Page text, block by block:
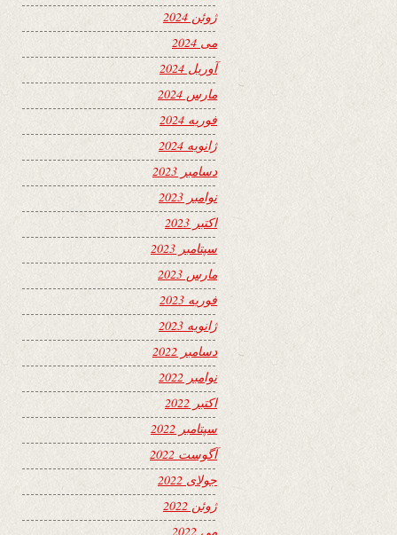
ژوئن 2024
می 2024
آوریل 2024
مارس 2024
فوریه 2024
ژانویه 2024
دسامبر 2023
نوامبر 2023
اکتبر 2023
سپتامبر 2023
مارس 2023
فوریه 2023
ژانویه 2023
دسامبر 2022
نوامبر 2022
اکتبر 2022
سپتامبر 2022
آگوست 2022
جولای 2022
ژوئن 2022
می 2022